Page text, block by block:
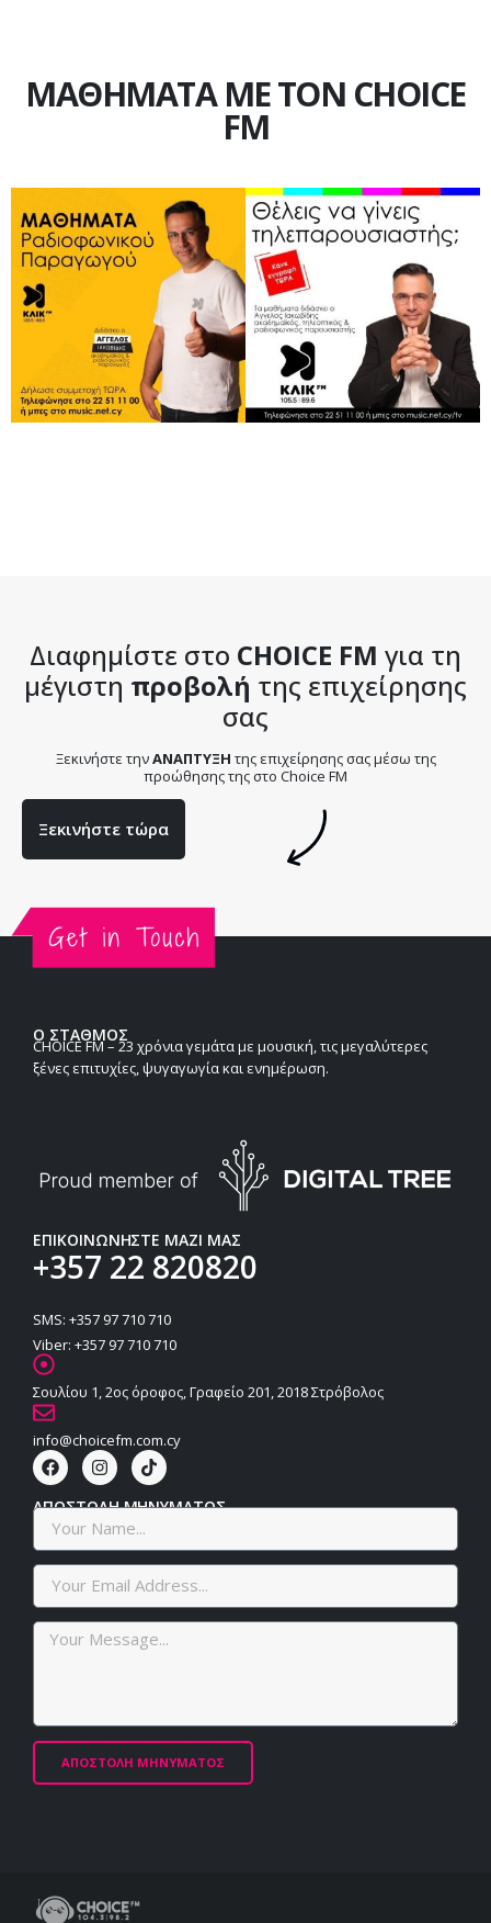
ΜΑΘΗΜΑΤΑ ΜΕ ΤΟΝ CHOICE
FM
Διαφημίστε στο CHOICE FM για τη
μέγιστη προβολή της επιχείρησης
σας
Ξεκινήστε τηνΑΝΑΠΤΥΞΗ της επιχείρησης σας μέσω της
προώθησης της στο Choice FM
Ξεκινήστε τώρα
Ο ΣΤΑΘΜΟΣ
CHOICE FM – 23 χρόνια γεμάτα με μουσική, τις μεγαλύτερες
ξένες επιτυχίες, ψυγαγωγία και ενημέρωση.
ΕΠΙΚΟΙΝΩΝΗΣΤΕ ΜΑΖΙ ΜΑΣ
+357 22 820820
SMS: +357 97 710 710
Viber: +357 97 710 710
Σουλίου 1, 2ος όροφος, Γραφείο 201, 2018 Στρόβολος
info@choicefm.com.cy
ΑΠΟΣΤΟΛΗ ΜΗΝΥΜΑΤΟΣ
ΑΠΟΣΤΟΛΗ ΜΗΝΥΜΑΤΟΣ